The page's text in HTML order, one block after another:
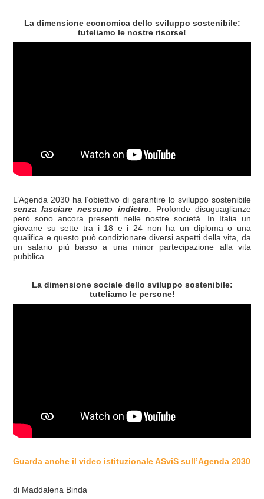
La dimensione economica dello sviluppo sostenibile:
tuteliamo le nostre risorse!
L’Agenda 2030 ha l’obiettivo di garantire lo sviluppo sostenibile
senza lasciare nessuno indietro. Profonde disuguaglianze
però sono ancora presenti nelle nostre società. In Italia un
giovane su sette tra i 18 e i 24 non ha un diploma o una
qualifica e questo può condizionare diversi aspetti della vita, da
un salario più basso a una minor partecipazione alla vita
pubblica.
La dimensione sociale dello sviluppo sostenibile:
tuteliamo le persone!
Guarda anche il video istituzionale ASviS sull’Agenda 2030
di Maddalena Binda